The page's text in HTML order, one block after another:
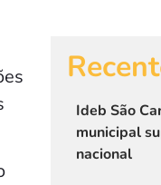
Ideb São
municipal
nacional